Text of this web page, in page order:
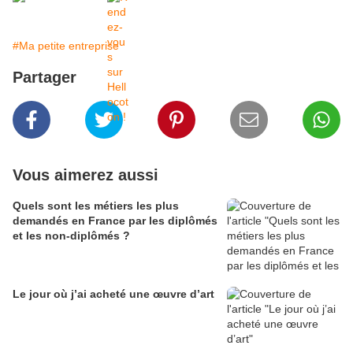
#Ma petite entreprise
Partager
Vous aimerez aussi
Quels sont les métiers les plus
demandés en France par les diplômés
et les non-diplômés ?
Le jour où j’ai acheté une œuvre d’art